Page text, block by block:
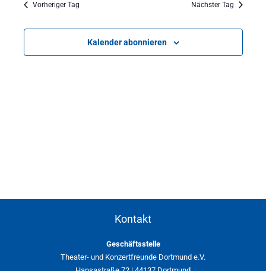
Vorheriger Tag Nächster Tag
Kalender abonnieren
Kontakt
Geschäftsstelle
Theater- und Konzertfreunde Dortmund e.V.